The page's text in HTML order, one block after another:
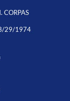
CORPAS
29/1974